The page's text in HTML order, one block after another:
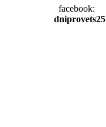
facebook:
dniprovets25